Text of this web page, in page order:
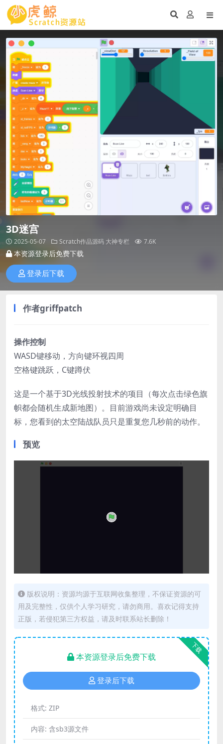
3D迷宫​
2025-05-07 Scratch作品源码 大神专栏 7.6K
本资源登录后免费下载
登录后下载
作者griffpatch
操作控制​
WASD键移动，方向键环视四周
空格键跳跃，C键蹲伏
这是一个基于3D光线投射技术的项目（每次点击绿色旗
帜都会随机生成新地图）。目前游戏尚未设定明确目
标，您看到的太空陆战队员只是重复您几秒前的动作。
预览
版权说明：资源均源于互联网收集整理，不保证资源的可
用及完整性，仅供个人学习研究，请勿商用。喜欢记得支持
正版，若侵犯第三方权益，请及时联系站长删除！
下载
本资源登录后免费下载
登录后下载
格式: ZIP
内容: 含sb3源文件